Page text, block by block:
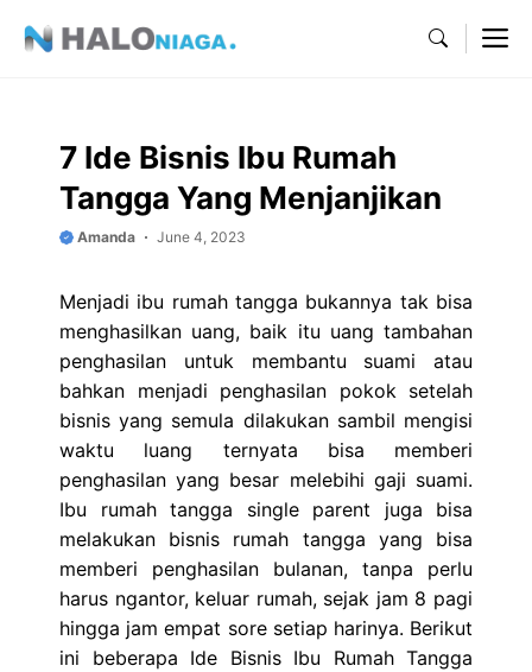
7 Ide Bisnis Ibu Rumah
Tangga Yang Menjanjikan
Amanda June 4, 2023
Menjadi ibu rumah tangga bukannya tak bisa
menghasilkan uang, baik itu uang tambahan
penghasilan untuk membantu suami atau
bahkan menjadi penghasilan pokok setelah
bisnis yang semula dilakukan sambil mengisi
waktu luang ternyata bisa memberi
penghasilan yang besar melebihi gaji suami.
Ibu rumah tangga single parent juga bisa
melakukan bisnis rumah tangga yang bisa
memberi penghasilan bulanan, tanpa perlu
harus ngantor, keluar rumah, sejak jam 8 pagi
hingga jam empat sore setiap harinya. Berikut
ini beberapa Ide Bisnis Ibu Rumah Tangga